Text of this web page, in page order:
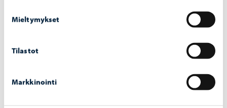
Mieltymykset
Tilastot
Markkinointi
Ensemble- och orkesterspel
– Du kan delta i orkestrar,
tillsammans ger nya dimensioner och glädje i
Uppträdanden
– Elever vid musikinstitutet uppträder